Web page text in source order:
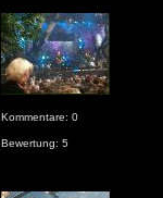
Kommentare: 0
Bewertung: 5